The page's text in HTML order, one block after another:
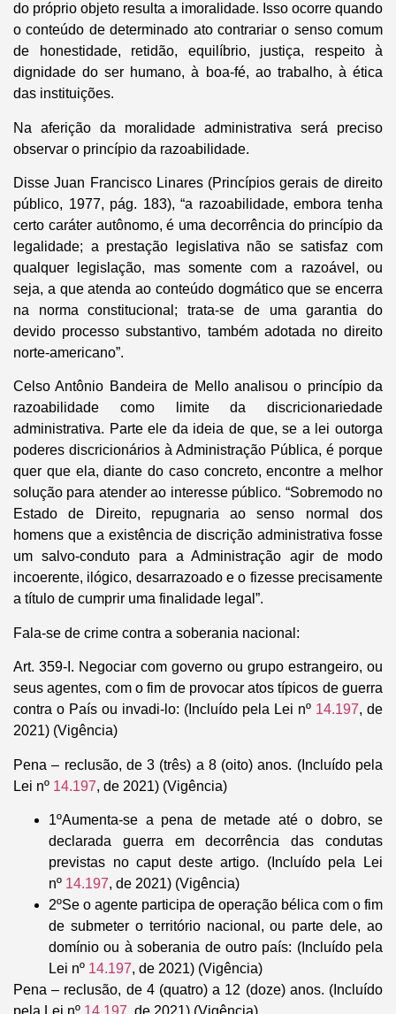
do próprio objeto resulta a imoralidade. Isso ocorre quando
o conteúdo de determinado ato contrariar o senso comum
de honestidade, retidão, equilíbrio, justiça, respeito à
dignidade do ser humano, à boa-fé, ao trabalho, à ética
das instituições.
Na aferição da moralidade administrativa será preciso
observar o princípio da razoabilidade.
Disse Juan Francisco Linares (Princípios gerais de direito
público, 1977, pág. 183), “a razoabilidade, embora tenha
certo caráter autônomo, é uma decorrência do princípio da
legalidade; a prestação legislativa não se satisfaz com
qualquer legislação, mas somente com a razoável, ou
seja, a que atenda ao conteúdo dogmático que se encerra
na norma constitucional; trata-se de uma garantia do
devido processo substantivo, também adotada no direito
norte-americano”.
Celso Antônio Bandeira de Mello analisou o princípio da
razoabilidade como limite da discricionariedade
administrativa. Parte ele da ideia de que, se a lei outorga
poderes discricionários à Administração Pública, é porque
quer que ela, diante do caso concreto, encontre a melhor
solução para atender ao interesse público. “Sobremodo no
Estado de Direito, repugnaria ao senso normal dos
homens que a existência de discrição administrativa fosse
um salvo-conduto para a Administração agir de modo
incoerente, ilógico, desarrazoado e o fizesse precisamente
a título de cumprir uma finalidade legal”.
Fala-se de crime contra a soberania nacional:
Art. 359-I. Negociar com governo ou grupo estrangeiro, ou
seus agentes, com o fim de provocar atos típicos de guerra
contra o País ou invadi-lo: (Incluído pela Lei nº 14.197, de
2021) (Vigência)
Pena – reclusão, de 3 (três) a 8 (oito) anos. (Incluído pela
Lei nº 14.197, de 2021) (Vigência)
1ºAumenta-se a pena de metade até o dobro, se
declarada guerra em decorrência das condutas
previstas no caput deste artigo. (Incluído pela Lei
nº 14.197, de 2021) (Vigência)
2ºSe o agente participa de operação bélica com o fim
de submeter o território nacional, ou parte dele, ao
domínio ou à soberania de outro país: (Incluído pela
Lei nº 14.197, de 2021) (Vigência)
Pena – reclusão, de 4 (quatro) a 12 (doze) anos. (Incluído
pela Lei nº 14.197 , de 2021) (Vigência)